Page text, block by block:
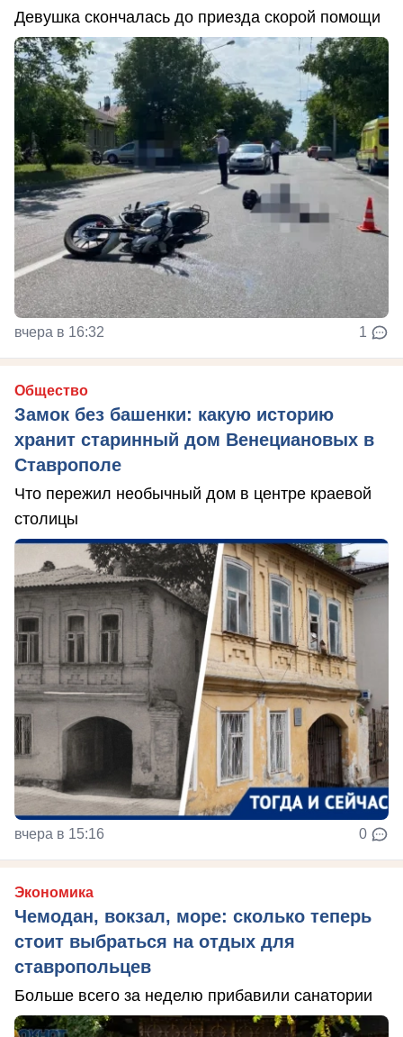
Девушка скончалась до приезда скорой помощи
вчера в 16:32 1
Общество
Замок без башенки: какую историю
хранит старинный дом Венециановых в
Ставрополе
Что пережил необычный дом в центре краевой
столицы
вчера в 15:16 0
Экономика
Чемодан, вокзал, море: сколько теперь
стоит выбраться на отдых для
ставропольцев
Больше всего за неделю прибавили санатории